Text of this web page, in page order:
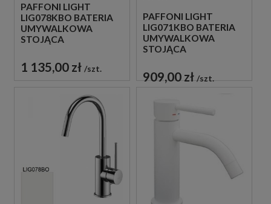
PAFFONI LIGHT
LIG078KBO BATERIA
UMYWALKOWA
STOJĄCA
BIAŁA
1 135,00 zł szt.
PAFFONI LIGHT
LIG071KBO BATERIA
UMYWALKOWA
STOJĄCA
BIAŁA
909,00 zł szt.